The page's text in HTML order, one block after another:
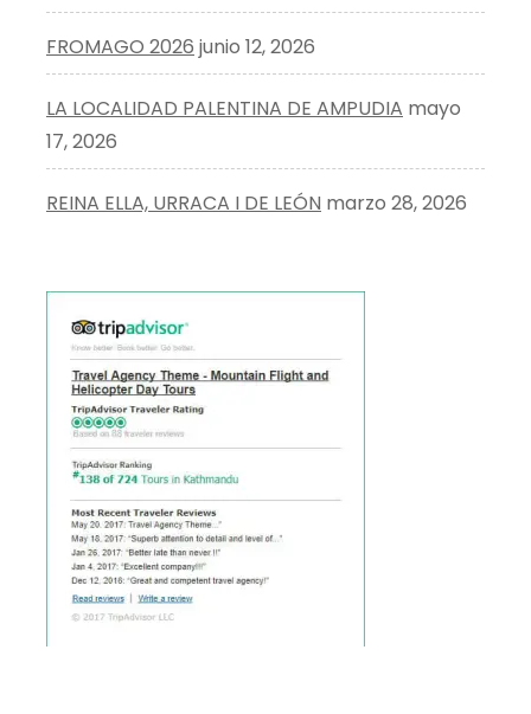
FROMAGO 2026 junio 12, 2026
LA LOCALIDAD PALENTINA DE AMPUDIA mayo
17, 2026
REINA ELLA, URRACA I DE LEÓN marzo 28, 2026